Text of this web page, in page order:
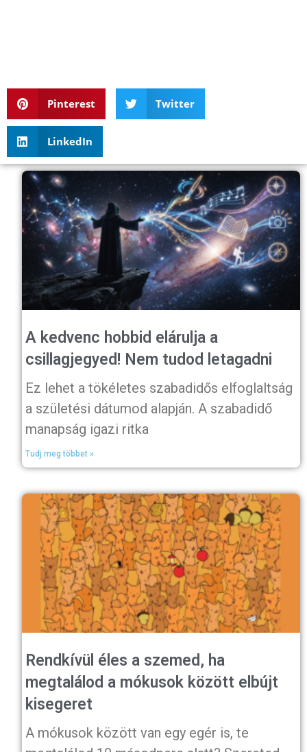
Pinterest Twitter
LinkedIn
A kedvenc hobbid elárulja a
csillagjegyed! Nem tudod letagadni
Ez lehet a tökéletes szabadidős elfoglaltság
a születési dátumod alapján. A szabadidő
manapság igazi ritka
Tudj meg többet »
Rendkívül éles a szemed, ha
megtalálod a mókusok között elbújt
kisegeret
A mókusok között van egy egér is, te